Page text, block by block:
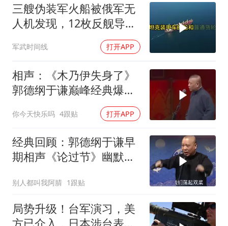
三艘伪装军火船被俄军无
人机发现，12枚反舰导弹
送入海底，乌军后勤命脉
遭重锤
军武时间线 打开APP
相声：《木乃伊失身了》
郭德纲于谦巅峰经典爆笑
你今天快乐吗 4跟贴 打开APP
经典回顾：郭德纲于谦早
期相声《论过节》幽默风
别人都叫我阿腈 1跟贴
局势升级！台军演习，美
方已介入，日本涉台表述